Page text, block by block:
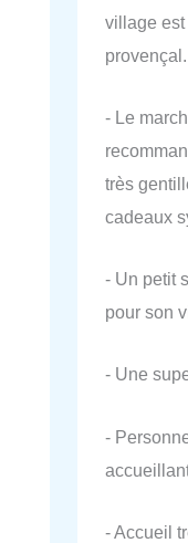
village
provençal.
- Le
très
cadeaux
- Un petit
pour son
- Une
-
- Accueil